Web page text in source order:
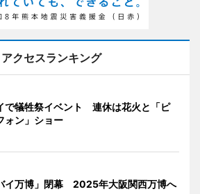
アクセスランキング
で犠牲祭イベント 連休は花火と「ピ
ォン」ショー
イ万博」閉幕 2025年大阪関西万博へ